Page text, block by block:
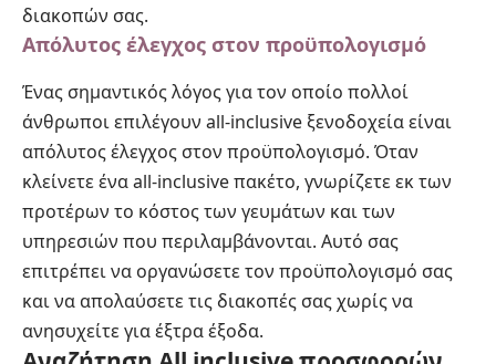
διακοπών σας.
Απόλυτος έλεγχος στον προϋπολογισμό
Ένας σημαντικός λόγος για τον οποίο πολλοί
άνθρωποι επιλέγουν all-inclusive ξενοδοχεία είναι
απόλυτος έλεγχος στον προϋπολογισμό. Όταν
κλείνετε ένα all-inclusive πακέτο, γνωρίζετε εκ των
προτέρων το κόστος των γευμάτων και των
υπηρεσιών που περιλαμβάνονται. Αυτό σας
επιτρέπει να οργανώσετε τον προϋπολογισμό σας
και να απολαύσετε τις διακοπές σας χωρίς να
ανησυχείτε για έξτρα έξοδα.